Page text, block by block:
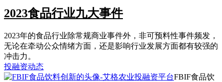
2023食品行业九大事件
2023年的食品行业除常规商业事件外，非可预料性事件频发，
无论在牵动公众情绪方面，还是影响行业发展方面都有较强的
冲击力。
投融资动态
FBIF食品饮